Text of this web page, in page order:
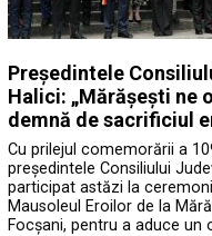
Președintele
Halici: „Mărășești ne
demnă de sacrificiul
Cu prilejul comemorării a
președintele Consiliului
participat astăzi la
Mausoleul Eroilor de la
Focșani, pentru a aduce